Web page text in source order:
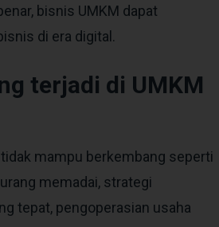
bisnis UMKM dapat
di era digital.
terjadi di UMKM
mampu berkembang seperti
memadai, strategi
tepat, pengoperasian usaha